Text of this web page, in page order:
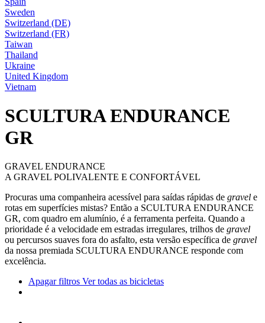
Sweden
Switzerland (DE)
Switzerland (FR)
Taiwan
Thailand
Ukraine
United Kingdom
Vietnam
SCULTURA ENDURANCE
GR
GRAVEL ENDURANCE
A GRAVEL POLIVALENTE E CONFORTÁVEL
Procuras uma companheira acessível para saídas rápidas de gravel e
rotas em superfícies mistas? Então a SCULTURA ENDURANCE
GR, com quadro em alumínio, é a ferramenta perfeita. Quando a
prioridade é a velocidade em estradas irregulares, trilhos de gravel
ou percursos suaves fora do asfalto, esta versão específica de gravel
da nossa premiada SCULTURA ENDURANCE responde com
excelência.
Apagar filtros Ver todas as bicicletas